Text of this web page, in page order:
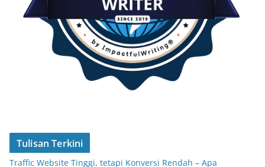
Tulisan Terkini
Traffic Website Tinggi, tetapi Konversi Rendah – Apa